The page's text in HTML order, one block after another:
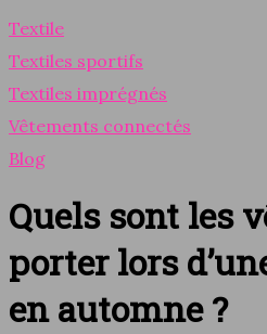
Textile
Textiles sportifs
Textiles imprégnés
Vêtements connectés
Blog
Quels sont les
porter lors
en automne ?